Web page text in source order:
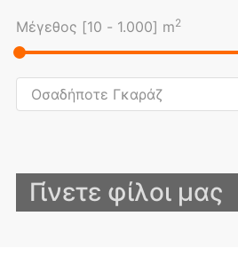
Μέγεθος [10 - 1.000] m2
Γίνετε φίλοι μας